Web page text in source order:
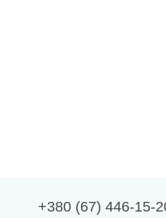
+380 (67) 446-15-